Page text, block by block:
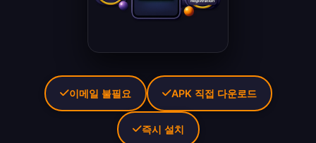
이메일 불필요 APK 직접 다운로드
즉시 설치